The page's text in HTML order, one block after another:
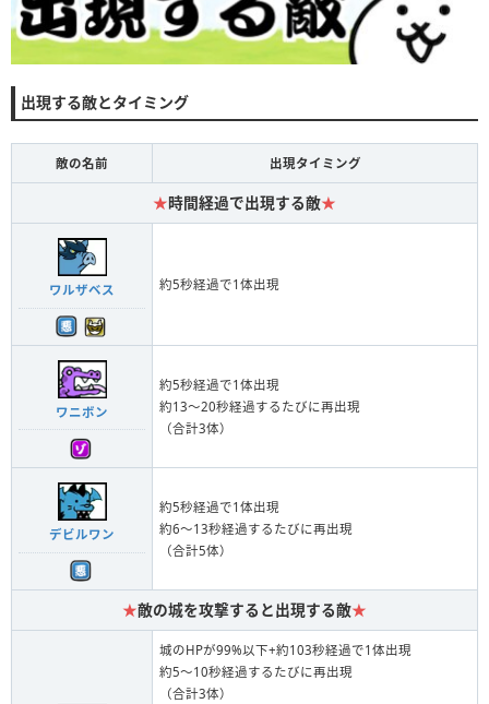
出現する敵とタイミング
敵の名前 出現タイミング
★時間経過で出現する敵★
ワルザベス 約5秒経過で1体出現
ワニボン
約5秒経過で1体出現
約13～20秒経過するたびに再出現
（合計3体）
デビルワン
約5秒経過で1体出現
約6～13秒経過するたびに再出現
（合計5体）
★敵の城を攻撃すると出現する敵★
城のHPが99%以下+約103秒経過で1体出現
約5～10秒経過するたびに再出現
（合計3体）